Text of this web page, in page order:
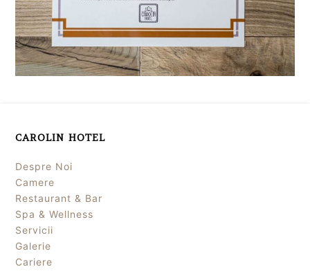
CAROLIN HOTEL
Despre Noi
Camere
Restaurant & Bar
Spa & Wellness
Servicii
Galerie
Cariere